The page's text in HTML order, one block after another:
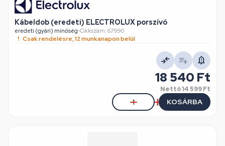
Kábeldob (eredeti) ELECTROLUX porszívó
eredeti (gyári) minőség•Cikkszám: 67990
Csak rendelésre, 12 munkanapon belül
18 540 Ft
Nettó14 599 Ft
KOSÁRBA